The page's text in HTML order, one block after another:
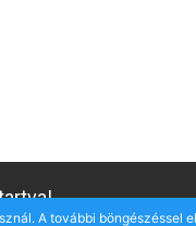
A további böngészéssel